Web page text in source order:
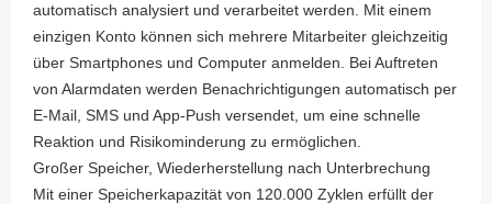
automatisch analysiert und verarbeitet werden. Mit einem
einzigen Konto können sich mehrere Mitarbeiter gleichzeitig
über Smartphones und Computer anmelden. Bei Auftreten
von Alarmdaten werden Benachrichtigungen automatisch per
E-Mail, SMS und App-Push versendet, um eine schnelle
Reaktion und Risikominderung zu ermöglichen.
Großer Speicher, Wiederherstellung nach Unterbrechung
Mit einer Speicherkapazität von 120.000 Zyklen erfüllt der